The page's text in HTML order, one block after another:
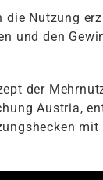
die Nutzung
und den
der
Austria,
mit